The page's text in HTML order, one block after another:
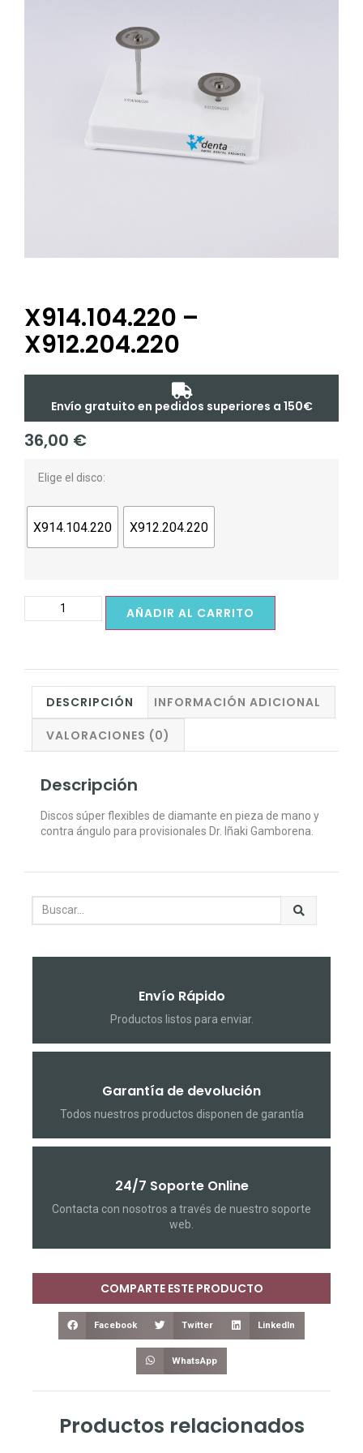
X914.104.220 –
X912.204.220
Envío gratuito en pedidos superiores a 150€
36,00 €
Elige el disco:
X914.104.220 X912.204.220
AÑADIR AL CARRITO
DESCRIPCIÓN INFORMACIÓN ADICIONAL
VALORACIONES (0)
Descripción
Discos súper flexibles de diamante en pieza de mano y
contra ángulo para provisionales Dr. Iñaki Gamborena.
Envío Rápido
Productos listos para enviar.
Garantía de devolución
Todos nuestros productos disponen de garantía
24/7 Soporte Online
Contacta con nosotros a través de nuestro soporte
web.
COMPARTE ESTE PRODUCTO
Facebook Twitter LinkedIn
WhatsApp
Productos relacionados